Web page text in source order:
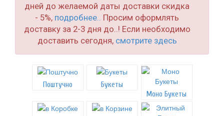
дней до желаемой даты доставки скидка
- 5%, подробнее.. Просим оформлять
доставку за 2-3 дня до..! Если необходимо
доставить сегодня, смотрите здесь
Поштучно
Букеты
Моно Букеты